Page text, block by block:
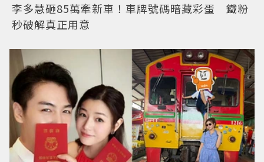
李多慧砸85萬牽新車！車牌號碼暗藏彩蛋 鐵粉
秒破解真正用意